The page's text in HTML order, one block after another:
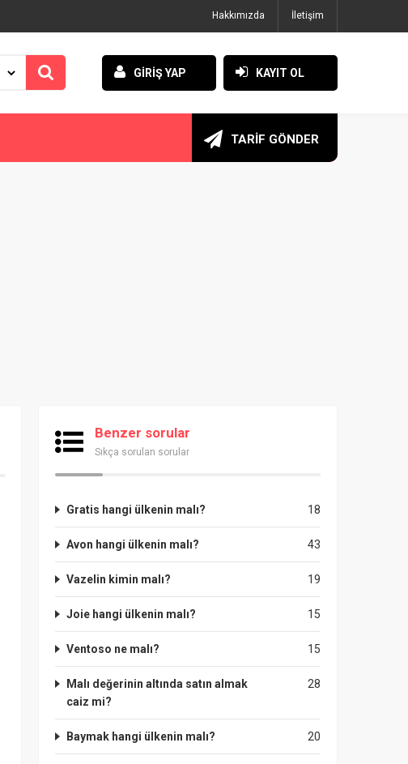
Hakkımızda İletişim
GİRİŞ YAP KAYIT OL
TARİF GÖNDER
Benzer sorular
Sıkça sorulan sorular
18
Gratis hangi ülkenin malı?
43
Avon hangi ülkenin malı?
19
Vazelin kimin malı?
15
Joie hangi ülkenin malı?
15
Ventoso ne malı?
28
Malı değerinin altında satın almak
caiz mi?
20
Baymak hangi ülkenin malı?